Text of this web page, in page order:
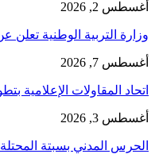
أغسطس 2, 2026
وزارة التربية الوطنية
أغسطس 7, 2026
اتحاد المقاولات الإعلامية
أغسطس 3, 2026
الحرس المدني بسبتة